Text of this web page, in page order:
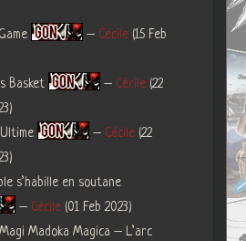
– Cécile(15 Feb
Basket
– Cécile(22
– Cécile(22
s’habille en soutane
– Cécile(01 Feb 2023)
Madoka Magica – L’arc